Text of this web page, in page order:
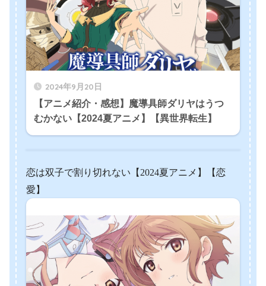
2024年9月20日
【アニメ紹介・感想】魔導具師ダリヤはうつ
むかない【2024夏アニメ】【異世界転生】
恋は双子で割り切れない【2024夏アニメ】【恋
愛】